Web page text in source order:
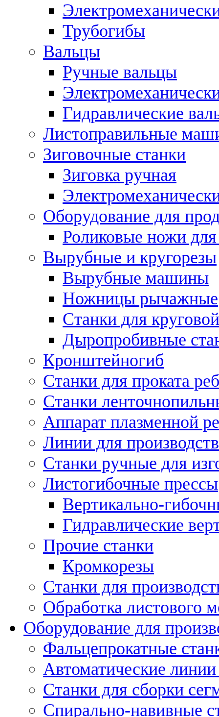
Трубогибы
Вальцы
Ручные вальцы
Гидравлические
Листоправильные
Зиговочные станки
Зиговка ручная
Оборудование для
Роликовые ножи для
Вырубные и кругорезы
Вырубные машины
Ножницы рычажные
Станки для
Дыропробивные
Кронштейногиб
Станки для проката
Станки
Аппарат плазменной
Линии для
Станки ручные для
Листогибочные прессы
Вертикально-
Гидравлические
Прочие станки
Кромкорезы
Станки для
Обработка листового
Оборудование для
Фальцепрокатные
Автоматические линии
Станки для сборки
Спирально-навивные